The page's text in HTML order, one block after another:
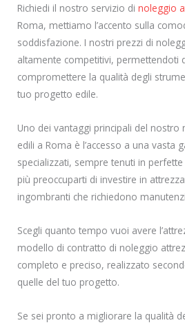
Richiedi il nostro servizio di noleggio
Roma, mettiamo l’accento sulla
soddisfazione. I nostri prezzi di
altamente competitivi, permettendoti
compromettere la qualità degli
tuo progetto edile.
Uno dei vantaggi principali del nostro
edili a Roma è l’accesso a una vasta
specializzati, sempre tenuti in
più preoccuparti di investire in
ingombranti che richiedono
Scegli quanto tempo vuoi avere
modello di contratto di noleggio
completo e preciso, realizzato
quelle del tuo progetto.
Se sei pronto a migliorare la qualità